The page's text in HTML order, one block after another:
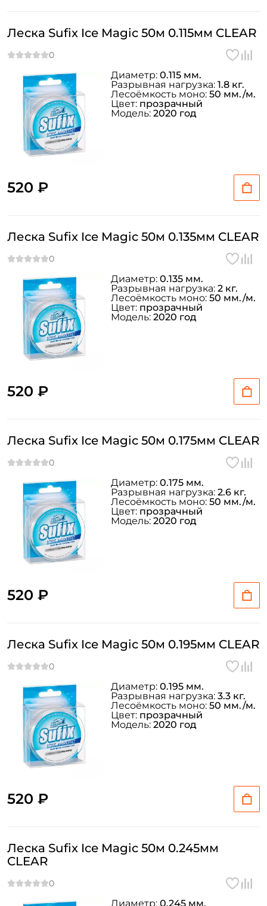
Леска Sufix Ice Magic 50м 0.115мм CLEAR
520 ₽
Диаметр: 0.115 мм.
Разрывная нагрузка: 1.8 кг.
Лесоёмкость моно: 50 мм./м.
Цвет: прозрачный
Модель: 2020 год
Леска Sufix Ice Magic 50м 0.135мм CLEAR
520 ₽
Диаметр: 0.135 мм.
Разрывная нагрузка: 2 кг.
Лесоёмкость моно: 50 мм./м.
Цвет: прозрачный
Модель: 2020 год
Леска Sufix Ice Magic 50м 0.175мм CLEAR
520 ₽
Диаметр: 0.175 мм.
Разрывная нагрузка: 2.6 кг.
Лесоёмкость моно: 50 мм./м.
Цвет: прозрачный
Модель: 2020 год
Леска Sufix Ice Magic 50м 0.195мм CLEAR
520 ₽
Диаметр: 0.195 мм.
Разрывная нагрузка: 3.3 кг.
Лесоёмкость моно: 50 мм./м.
Цвет: прозрачный
Модель: 2020 год
Леска Sufix Ice Magic 50м 0.245мм
CLEAR
Диаметр: 0.245 мм.